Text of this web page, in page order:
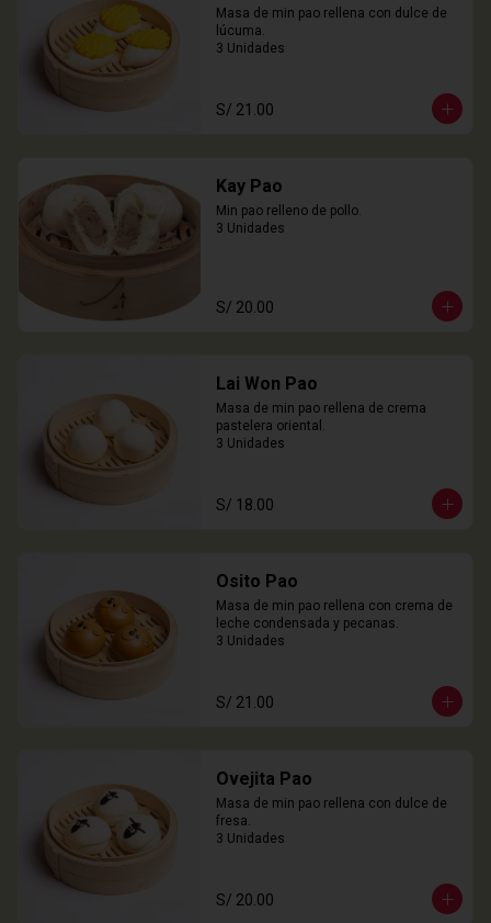
Masa de min pao rellena con dulce de
lúcuma.
3 Unidades
S/ 21.00
Kay Pao
Min pao relleno de pollo.
3 Unidades
S/ 20.00
Lai Won Pao
Masa de min pao rellena de crema
pastelera oriental.
3 Unidades
S/ 18.00
Osito Pao
Masa de min pao rellena con crema de
leche condensada y pecanas.
3 Unidades
S/ 21.00
Ovejita Pao
Masa de min pao rellena con dulce de
fresa.
3 Unidades
S/ 20.00